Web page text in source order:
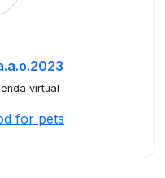
virtual
for pets